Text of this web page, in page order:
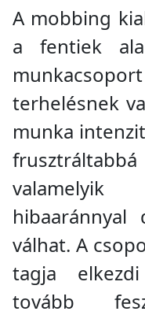
A mobbing
a fentiek
terhelésnek
munka
valamelyik
hibaaránnyal
válhat. A
tagja
tovább